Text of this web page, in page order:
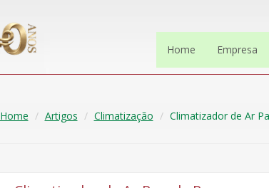
Home Empresa
Home Artigos Climatização Climatizador de Ar